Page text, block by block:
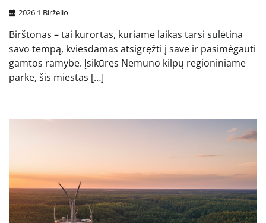
2026 1 Birželio
Birštonas – tai kurortas, kuriame laikas tarsi sulėtina
savo tempą, kviesdamas atsigręžti į save ir pasimėgauti
gamtos ramybe. Įsikūręs Nemuno kilpų regioniniame
parke, šis miestas […]